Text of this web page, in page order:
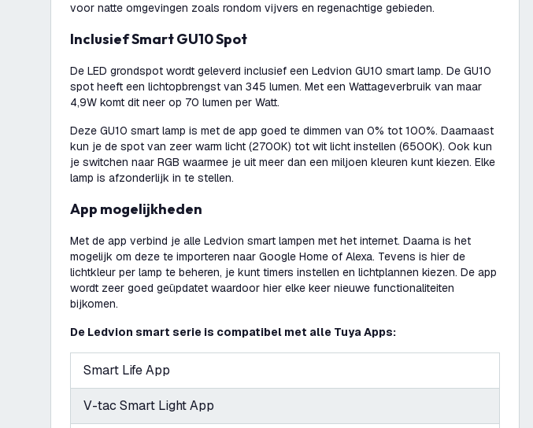
voor natte omgevingen zoals rondom vijvers en regenachtige gebieden.
Inclusief Smart GU10 Spot
De LED grondspot wordt geleverd inclusief een Ledvion GU10 smart lamp. De GU10
spot heeft een lichtopbrengst van 345 lumen. Met een Wattageverbruik van maar
4,9W komt dit neer op 70 lumen per Watt.
Deze GU10 smart lamp is met de app goed te dimmen van 0% tot 100%. Daarnaast
kun je de spot van zeer warm licht (2700K) tot wit licht instellen (6500K). Ook kun
je switchen naar RGB waarmee je uit meer dan een miljoen kleuren kunt kiezen. Elke
lamp is afzonderlijk in te stellen.
App mogelijkheden
Met de app verbind je alle Ledvion smart lampen met het internet. Daarna is het
mogelijk om deze te importeren naar Google Home of Alexa. Tevens is hier de
lichtkleur per lamp te beheren, je kunt timers instellen en lichtplannen kiezen. De app
wordt zeer goed geüpdatet waardoor hier elke keer nieuwe functionaliteiten
bijkomen.
De Ledvion smart serie is compatibel met alle Tuya Apps:
Smart Life App
V-tac Smart Light App